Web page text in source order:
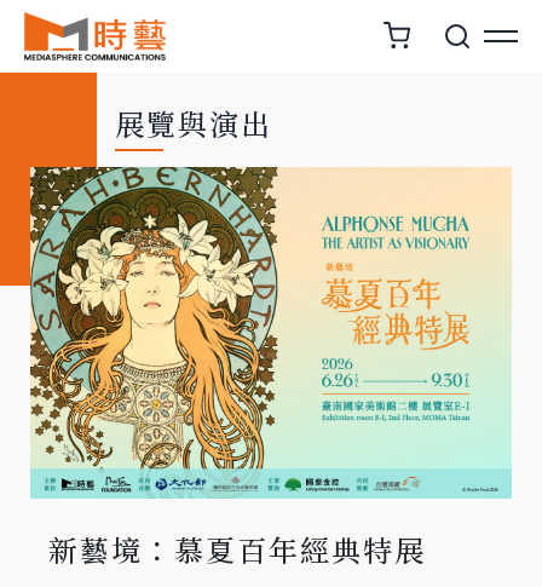
展覽與演出
新藝境：慕夏百年經典特展